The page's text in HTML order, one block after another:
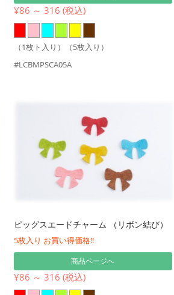
¥86 ～ 316 (税込)
（1枚ト入り）（5枚入り）
#LCBMPSCA05A
ピッグスエードチャーム （リボン結び）
5枚入り お買い得価格!!
商品ページへ
¥86 ～ 316 (税込)